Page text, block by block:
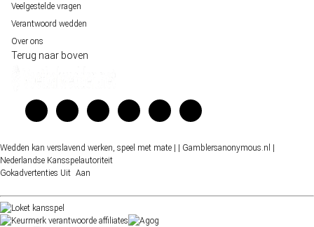
Veelgestelde vragen
Verantwoord wedden
Over ons
Terug naar boven
Wedden kan verslavend werken, speel met mate | | Gamblersanonymous.nl |
Nederlandse Kansspelautoriteit
Gokadvertenties Uit Aan